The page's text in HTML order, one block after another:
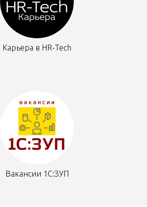
Карьера в HR-Tech
Вакансии 1С:ЗУП